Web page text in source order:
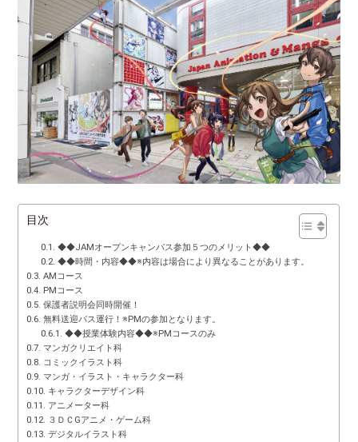
目次
◆◆JAMオープンキャンパス参加５つのメリット◆◆
◆◆時間・内容◆◆※内容は場合により異なることがあります。
AMコース
PMコース
保護者説明会同時開催！
無料送迎バス運行！※PMの参加となります。
◆◆授業体験内容◆◆※PMコースのみ
マンガクリエイト科
コミックイラスト科
マンガ・イラスト・キャラクター科
キャラクターデザイン科
アニメーター科
３ＤＣGアニメ・ゲーム科
デジタルイラスト科